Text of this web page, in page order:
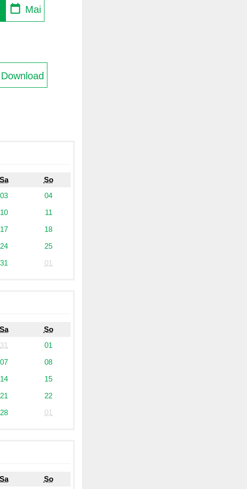
Mai
Download
Sa
So
03
04
10
11
17
18
24
25
31 01
Sa
So
31
01
07
08
14
15
21
22
28 01
Sa
So